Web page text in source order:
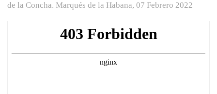
de la Concha. Marqués de la Habana, 07 Febrero 2022